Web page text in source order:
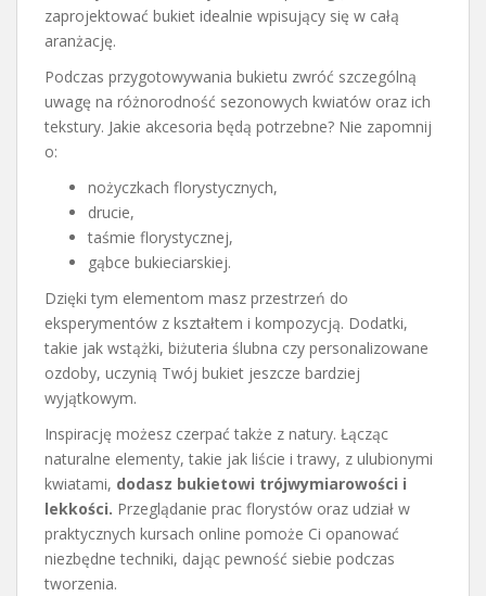
zaprojektować bukiet idealnie wpisujący się w całą
aranżację.
Podczas przygotowywania bukietu zwróć szczególną
uwagę na różnorodność sezonowych kwiatów oraz ich
tekstury. Jakie akcesoria będą potrzebne? Nie zapomnij
o:
nożyczkach florystycznych,
drucie,
taśmie florystycznej,
gąbce bukieciarskiej.
Dzięki tym elementom masz przestrzeń do
eksperymentów z kształtem i kompozycją. Dodatki,
takie jak wstążki, biżuteria ślubna czy personalizowane
ozdoby, uczynią Twój bukiet jeszcze bardziej
wyjątkowym.
Inspirację możesz czerpać także z natury. Łącząc
naturalne elementy, takie jak liście i trawy, z ulubionymi
kwiatami, dodasz bukietowi trójwymiarowości i
lekkości. Przeglądanie prac florystów oraz udział w
praktycznych kursach online pomoże Ci opanować
niezbędne techniki, dając pewność siebie podczas
tworzenia.